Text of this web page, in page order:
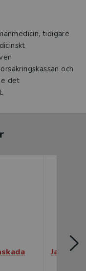
tidigare
och
det
Jakten